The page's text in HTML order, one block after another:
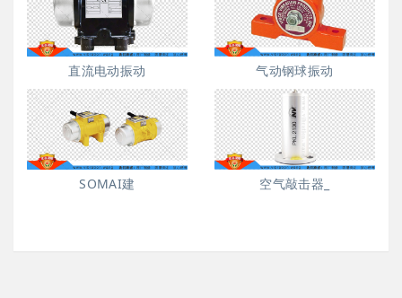
直流电动振动 气动钢球振动
SOMAI建 空气敲击器_